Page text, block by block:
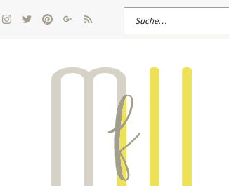
twitterpinterest
google
rss